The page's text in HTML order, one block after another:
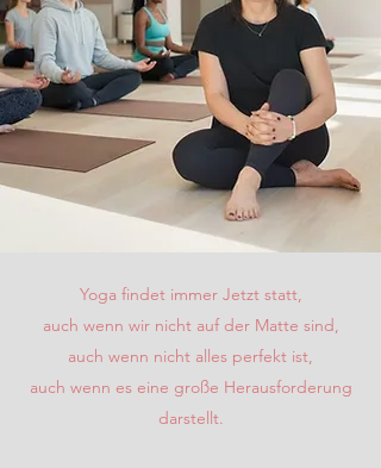
Yoga findet immer Jetzt statt,
auch wenn wir nicht auf der Matte sind,
auch wenn nicht alles perfekt ist,
auch wenn es eine große Herausforderung
darstellt.